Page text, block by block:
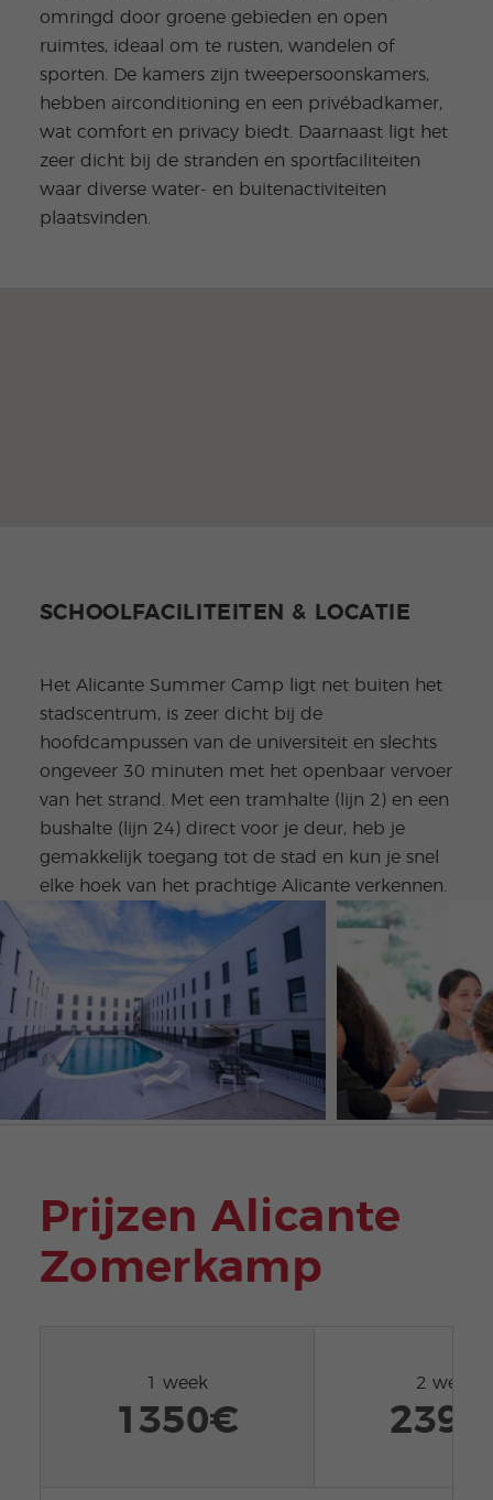
omringd door groene gebieden en open
ruimtes, ideaal om te rusten, wandelen of
sporten. De kamers zijn tweepersoonskamers,
hebben airconditioning en een privébadkamer,
wat comfort en privacy biedt. Daarnaast ligt het
zeer dicht bij de stranden en sportfaciliteiten
waar diverse water- en buitenactiviteiten
plaatsvinden.
SCHOOLFACILITEITEN & LOCATIE
Het Alicante Summer Camp ligt net buiten het
stadscentrum, is zeer dicht bij de
hoofdcampussen van de universiteit en slechts
ongeveer 30 minuten met het openbaar vervoer
van het strand. Met een tramhalte (lijn 2) en een
bushalte (lijn 24) direct voor je deur, heb je
gemakkelijk toegang tot de stad en kun je snel
elke hoek van het prachtige Alicante verkennen.
Prijzen Alicante
Zomerkamp
1 week
1350€
2 weken